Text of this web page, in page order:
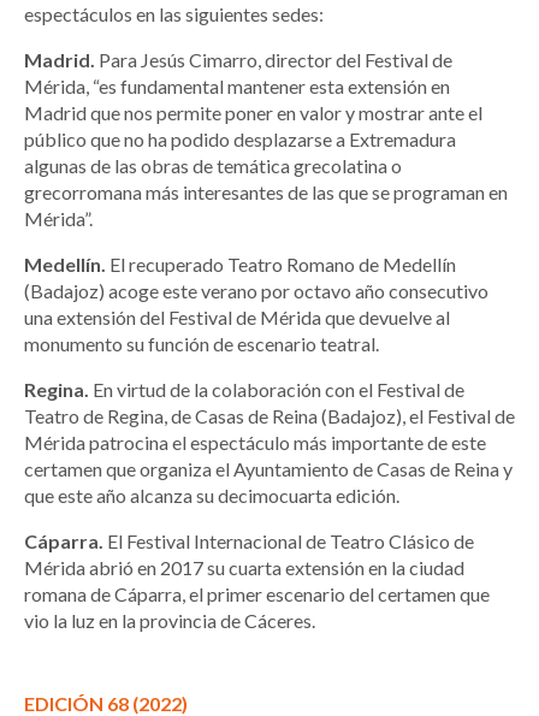
espectáculos en las siguientes sedes:
Madrid. Para Jesús Cimarro, director del Festival de
Mérida, “es fundamental mantener esta extensión en
Madrid que nos permite poner en valor y mostrar ante el
público que no ha podido desplazarse a Extremadura
algunas de las obras de temática grecolatina o
grecorromana más interesantes de las que se programan en
Mérida”.
Medellín. El recuperado Teatro Romano de Medellín
(Badajoz) acoge este verano por octavo año consecutivo
una extensión del Festival de Mérida que devuelve al
monumento su función de escenario teatral.
Regina. En virtud de la colaboración con el Festival de
Teatro de Regina, de Casas de Reina (Badajoz), el Festival de
Mérida patrocina el espectáculo más importante de este
certamen que organiza el Ayuntamiento de Casas de Reina y
que este año alcanza su decimocuarta edición.
Cáparra. El Festival Internacional de Teatro Clásico de
Mérida abrió en 2017 su cuarta extensión en la ciudad
romana de Cáparra, el primer escenario del certamen que
vio la luz en la provincia de Cáceres.
EDICIÓN 68 (2022)